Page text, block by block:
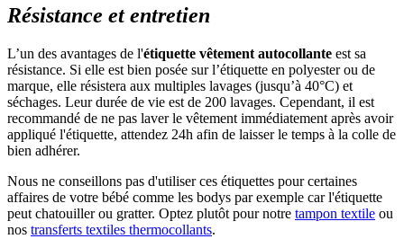
Résistance et entretien
L’un des avantages de l'étiquette vêtement autocollante est sa
résistance. Si elle est bien posée sur l’étiquette en polyester ou de
marque, elle résistera aux multiples lavages (jusqu’à 40°C) et
séchages. Leur durée de vie est de 200 lavages. Cependant, il est
recommandé de ne pas laver le vêtement immédiatement après avoir
appliqué l'étiquette, attendez 24h afin de laisser le temps à la colle de
bien adhérer.
Nous ne conseillons pas d'utiliser ces étiquettes pour certaines
affaires de votre bébé comme les bodys par exemple car l'étiquette
peut chatouiller ou gratter. Optez plutôt pour notre tampon textile ou
nos transferts textiles thermocollants.